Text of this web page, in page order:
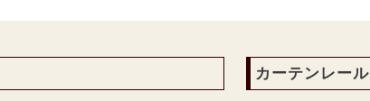
カーテンレール